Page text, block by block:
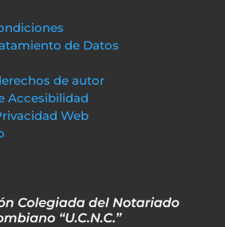
de Datos
de autor
Accesibilidad
Web